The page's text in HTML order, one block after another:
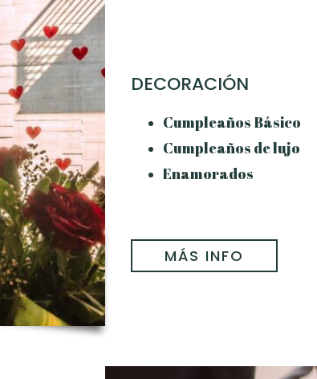
DECORACIÓN
Cumpleaños Básico
Cumpleaños de lujo
Enamorados
MÁS INFO